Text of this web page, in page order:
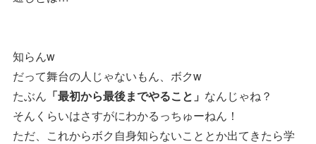
知らんw
だって舞台の人じゃないもん、ボクw
たぶん 「最初から最後までやること」 なんじゃね？
そんくらいはさすがにわかるっちゅーねん！
ただ、これからボク自身知らないこととか出てきたら学